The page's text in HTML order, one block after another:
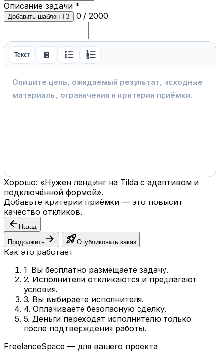
Описание задачи *
Добавить шаблон ТЗ 0 / 2000
Текст format_bold format_list_bulleted format_list_numbered
Хорошо: «Нужен лендинг на Tilda с адаптивом и
подключённой формой».
Добавьте критерии приёмки — это повысит
качество откликов.
arrow_back Назад
Продолжить arrow_forward rocket_launchОпубликовать заказ
Как это работает
1. Вы бесплатно размещаете задачу.
2. Исполнители откликаются и предлагают
условия.
3. Вы выбираете исполнителя.
4. Оплачиваете безопасную сделку.
5. Деньги переходят исполнителю только
после подтверждения работы.
FreelanceSpace — для вашего проекта